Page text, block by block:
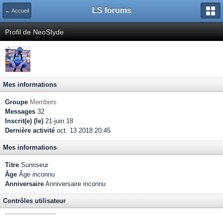
← Accueil LS forums
Profil de NeoSIyde
Mes informations
Groupe Members
Messages 32
Inscrit(e) (le) 21-juin 18
Dernière activité oct. 13 2018 20:45
Mes informations
Titre Sunriseur
Âge Âge inconnu
Anniversaire Anniversaire inconnu
Contrôles utilisateur